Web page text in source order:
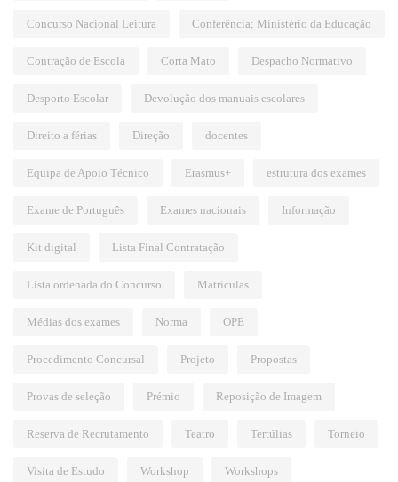
Concurso Nacional Leitura Conferência; Ministério da Educação
Contração de Escola Corta Mato Despacho Normativo
Desporto Escolar Devolução dos manuais escolares
Direito a férias Direção docentes
Equipa de Apoio Técnico Erasmus+ estrutura dos exames
Exame de Português Exames nacionais Informação
Kit digital Lista Final Contratação
Lista ordenada do Concurso Matrículas
Médias dos exames Norma OPE
Procedimento Concursal Projeto Propostas
Provas de seleção Prémio Reposição de Imagem
Reserva de Recrutamento Teatro Tertúlias Torneio
Visita de Estudo Workshop Workshops